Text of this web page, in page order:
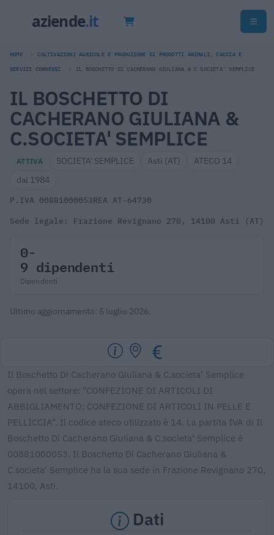
HOME COLTIVAZIONI AGRICOLE E PRODUZIONE DI PRODOTTI ANIMALI, CACCIA E
SERVIZI CONNESSI IL BOSCHETTO DI CACHERANO GIULIANA & C.SOCIETA' SEMPLICE
IL BOSCHETTO DI
CACHERANO GIULIANA &
C.SOCIETA' SEMPLICE
ATTIVA SOCIETA' SEMPLICE Asti (AT)
ATECO 14
dal 1984
P.IVA 00881000053REA AT-64730
Sede legale: Frazione Revignano 270, 14100 Asti (AT)
0-
9 dipendenti
Dipendenti
Ultimo aggiornamento: 5 luglio 2026.
Il Boschetto Di Cacherano Giuliana & C.societa' Semplice
opera nel settore: "CONFEZIONE DI ARTICOLI DI
ABBIGLIAMENTO; CONFEZIONE DI ARTICOLI IN PELLE E
PELLICCIA". Il codice ateco utilizzato è 14. La partita IVA di Il
Boschetto Di Cacherano Giuliana & C.societa' Semplice è
00881000053. Il Boschetto Di Cacherano Giuliana &
C.societa' Semplice ha la sua sede in Frazione Revignano 270,
14100, Asti.
Dati